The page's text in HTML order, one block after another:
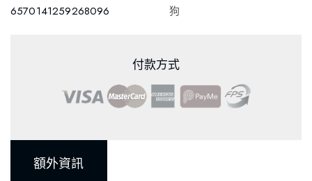
6570141259268096
狗
付款方式
額外資訊